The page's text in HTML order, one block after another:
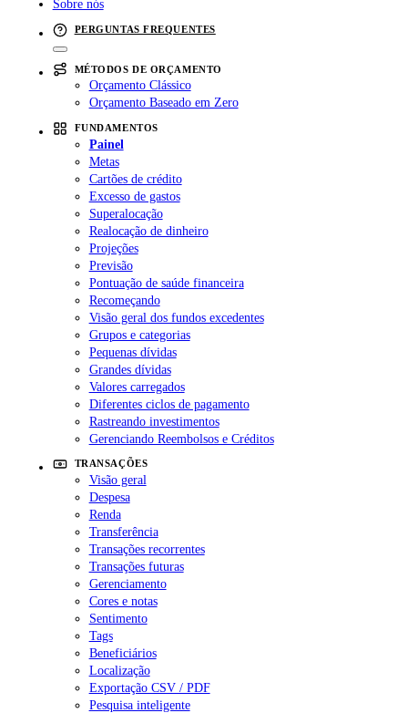
Sobre nós
PERGUNTAS FREQUENTES
MÉTODOS DE ORÇAMENTO
Orçamento Clássico
Orçamento Baseado em Zero
FUNDAMENTOS
Painel
Metas
Cartões de crédito
Excesso de gastos
Superalocação
Realocação de dinheiro
Projeções
Previsão
Pontuação de saúde financeira
Recomeçando
Visão geral dos fundos excedentes
Grupos e categorias
Pequenas dívidas
Grandes dívidas
Valores carregados
Diferentes ciclos de pagamento
Rastreando investimentos
Gerenciando Reembolsos e Créditos
TRANSAÇÕES
Visão geral
Despesa
Renda
Transferência
Transações recorrentes
Transações futuras
Gerenciamento
Cores e notas
Sentimento
Tags
Beneficiários
Localização
Exportação CSV / PDF
Pesquisa inteligente